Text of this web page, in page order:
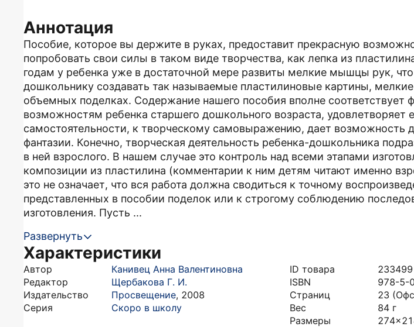
Аннотация
Пособие, которое вы держите в руках, предоставит прекрасную
попробовать свои силы в таком виде творчества, как лепка из
годам у ребенка уже в достаточной мере развиты мелкие мышцы рук, что
дошкольнику создавать так называемые пластилиновые картины,
объемных поделках. Содержание нашего пособия вполне соответствует
возможностям ребенка старшего дошкольного возраста, удовлетворяет
самостоятельности, к творческому самовыражению, дает возможность
фантазии. Конечно, творческая деятельность ребенка-дошкольника
в ней взрослого. В нашем случае это контроль над всеми этапами
композиции из пластилина (комментарии к ним детям читают именно
это не означает, что вся работа должна сводиться к точному
представленных в пособии поделок или к строгому соблюдению
изготовления. Пусть ...
Развернуть
Характеристики
Автор
Канивец Анна Валентиновна
Редактор
Щербакова Г. И.
Издательство
Просвещение, 2008
Серия
Скоро в школу
ID товара
233499
ISBN
978-5-
Страниц
23
Вес
84 г
Размеры